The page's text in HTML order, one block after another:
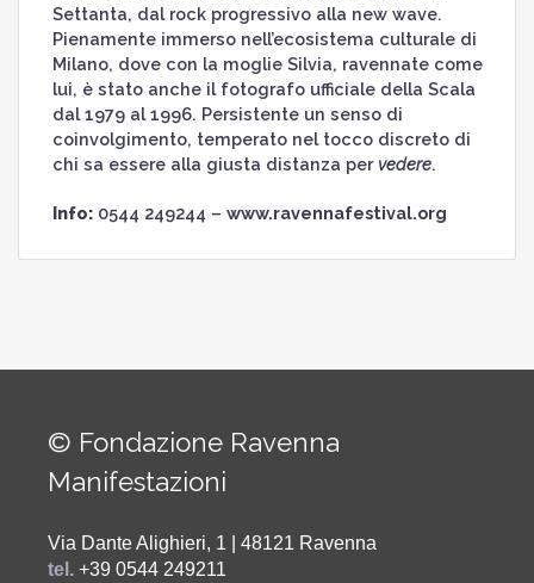
Settanta, dal rock progressivo alla new wave.
Pienamente immerso nell’ecosistema culturale di
Milano, dove con la moglie Silvia, ravennate come
lui, è stato anche il fotografo ufficiale della Scala
dal 1979 al 1996. Persistente un senso di
coinvolgimento, temperato nel tocco discreto di
chi sa essere alla giusta distanza per vedere.
Info:0544 249244 – www.ravennafestival.org
© Fondazione Ravenna
Manifestazioni
Via Dante Alighieri, 1 | 48121 Ravenna
tel. +39 0544 249211